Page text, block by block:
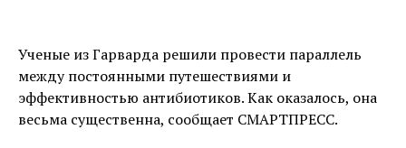
Ученые из Гарварда решили провести параллель
между постоянными путешествиями и
эффективностью антибиотиков. Как оказалось, она
весьма существенна, сообщает СМАРТПРЕСС.